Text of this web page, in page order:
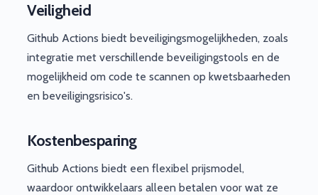
Veiligheid
Github Actions biedt beveiligingsmogelijkheden, zoals
integratie met verschillende beveiligingstools en de
mogelijkheid om code te scannen op kwetsbaarheden
en beveiligingsrisico's.
Kostenbesparing
Github Actions biedt een flexibel prijsmodel,
waardoor ontwikkelaars alleen betalen voor wat ze